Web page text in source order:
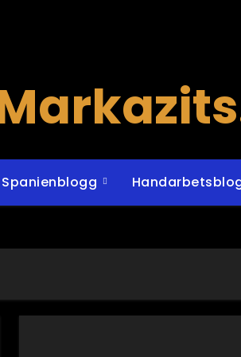
Spanienblogg